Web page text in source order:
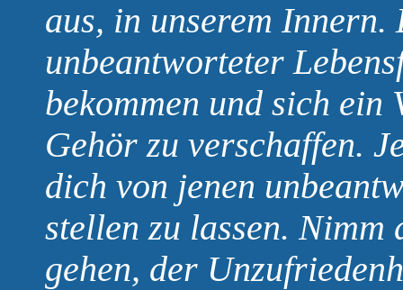
aus, in unserem
unbeantworteter
bekommen und sich ein
Gehör zu verschaffen.
dich von jenen
stellen zu lassen.
gehen, der